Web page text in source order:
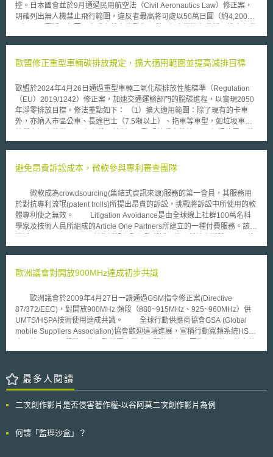
控。日本國會並於9月通過民用航空法（Civil Aeronautics Law）修正案，
明確列出無人機禁止飛行範圍，違反者最高將可處以50萬日圓（約4,200美
不在規範範圍。 法案主要修正內容為，特定空域未經申請不可飛行，
每平方公里人口4,000人為界，因此東京都23區和主要區域城市，將會列為
地區上空，無人機亦不可飛行。 然而，通過申請後的飛行區域，仍須
遵守幾項要求，如無人機須於日間目視範圍內飛行、無人機與人員及建築物
必需保持一定距離，以及未經政府許可，夜間不可使用無人機，並禁止無人
機裝載爆炸裝置等會造成人員傷害或財物損失的危險物品。除此之外，並定
義「無人機是透過遠程遙控或自動駕駛儀器飛行，且無人機作為機器不能搭
始施行。 此外，下議院目前仍審議有關禁止無人機靠近重要設施，包
歐盟修正重型車輛碳排放規定，擴大適用範圍並提高減排目標
歐盟於2024年4月26日通過重型車輛二氧化碳排放性能標準（Regulation
（EU）2019/1242）修正案，加速交通運輸部門的脫碳進程，以實現2050
年淨零排放目標。修法重點如下： （1）擴大適用範圍：除了現有的卡車
外，亦納入市區公車、長途巴士（7.5噸以上）、拖車等車型，如垃圾車等
5噸以下小型貨車也納入規範。 （2）明確減排目標：要重型車輛的二氧化
90%。求2030年起，90%的新售市區公車必須為零排放車輛，並在2035年
電池或氫內燃機等不同技術路線來達成減排目標。 （4）豁免及彈性條款：
針對礦業、林業和農業用車，以及軍用、緊急救災和醫療用途車輛等特殊用
途車輛，或年產量低於100輛的小型製造商，新法將不強制納管。且為確保
產業公正轉型，歐盟也提供相關培訓和資金援助，協助產業轉型和勞工技能
提升。 歐盟執委會將於2027年評估這項規範的實施成效，並考慮納入更多
門脫碳進程中的作用。
避免昂貴訴訟成本，微軟參與專利審查團隊
微軟成為crowdsourcing(集結式資訊來源)服務的第一會員，其服務用
於對抗專利流氓(patent trolls)所提出昂貴的訴訟，挑戰將訴訟中所使用的軟
體專利使之無效。 Litigation Avoidance是由全球線上社群100萬名科
學家及技術人員所組成的Article One Partners所建立的一種付費服務。該組
由找出前案或先前揭露資料中證明專利無效之證據。而Article One所取得的
格。 根據Article One指出，Litigation Avoidance主要針對的目標是專
求權利金或授權金。 受到專利流氓提出訴訟的微軟指出，Litigation
Avoidance服務將是應訴前調查專利品質的另一種工具。微軟首要專利律師
Bart Eppenauer說明，”使用Litigation Avoidance服務其目的為降低風險及
降低潛在的訴訟成本”。 Article One試圖解決問題之一，為
crowdsourcing技術可於數周內得到專利評估結果，可取代需花費數月或數
歐洲議會對開放900MHz達成初步共識
歐洲議會於2009年4月27日一讀通過GSM指令修正案(Directive
87/372/EEC)，對開放900MHz 頻段（880~915MHz、925~960MHz）供
UMTS/HSPA技術使用達成共識。 全球行動供應商協會GSA (Global
mobile Suppliers Association)協會歡迎這項進展，宣稱行動寬頻系統HSPA
3G系統使用的較高頻率2100MHz，UMTS系統使用900MHz頻段能讓網路
壇，雖然在歐洲900MHz係保留給GSM系統使用，但UMTS900-HSPA系統
之商業布建與運轉已經在如澳洲、愛沙尼亞、芬蘭、冰島，甚至泰國等國家
家。其主管機關PTS於2009年3月19日宣稱將在執照更新時，允許仍以本頻
計於2009年5月6日進行表決。
最多人閱讀
二次創作影片是否侵害著作權-以谷阿莫二次創作影片為例
何謂「監理沙盒」？